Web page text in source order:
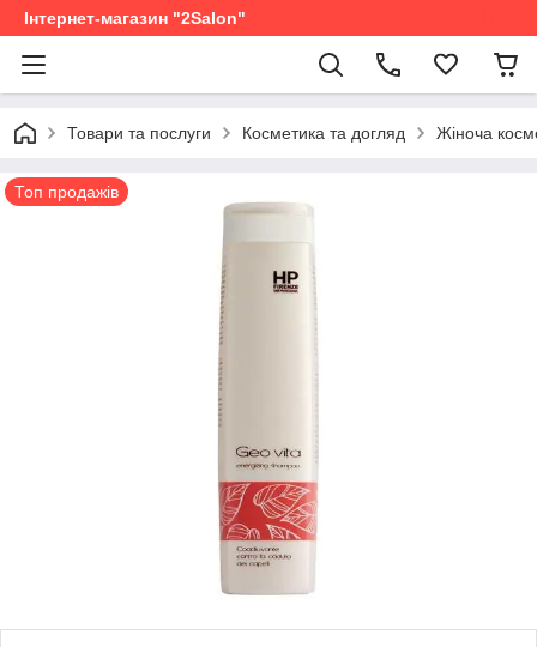
Інтернет-магазин "2Salon"
Товари та послуги Косметика та догляд Жіноча
Топ продажів